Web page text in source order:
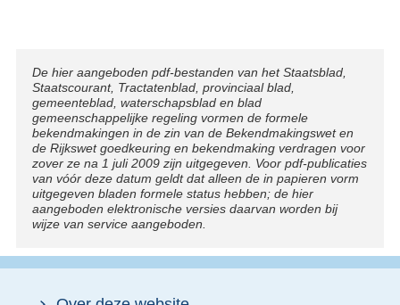
Disclaimer
De hier aangeboden pdf-bestanden van het Staatsblad,
Staatscourant, Tractatenblad, provinciaal blad,
gemeenteblad, waterschapsblad en blad
gemeenschappelijke regeling vormen de formele
bekendmakingen in de zin van de Bekendmakingswet en
de Rijkswet goedkeuring en bekendmaking verdragen voor
zover ze na 1 juli 2009 zijn uitgegeven. Voor pdf-publicaties
van vóór deze datum geldt dat alleen de in papieren vorm
uitgegeven bladen formele status hebben; de hier
aangeboden elektronische versies daarvan worden bij
wijze van service aangeboden.